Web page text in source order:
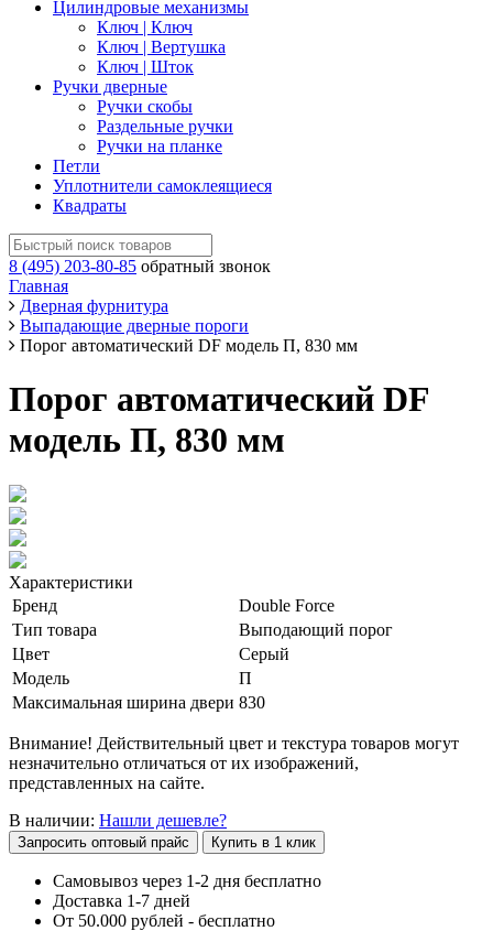
Цилиндровые механизмы
Ключ | Ключ
Ключ | Вертушка
Ключ | Шток
Ручки дверные
Ручки скобы
Раздельные ручки
Ручки на планке
Петли
Уплотнители самоклеящиеся
Квадраты
8 (495) 203-80-85 обратный звонок
Главная
Дверная фурнитура
Выпадающие дверные пороги
Порог автоматический DF модель П, 830 мм
Порог автоматический DF
модель П, 830 мм
Характеристики
Бренд
Double Force
Тип товара
Выподающий порог
Цвет
Серый
Модель
П
Максимальная ширина двери 830
Внимание! Действительный цвет и текстура товаров могут
незначительно отличаться от их изображений,
представленных на сайте.
В наличии: Нашли дешевле?
Запросить оптовый прайс Купить в 1 клик
Самовывоз через 1-2 дня бесплатно
Доставка 1-7 дней
От 50.000 рублей - бесплатно